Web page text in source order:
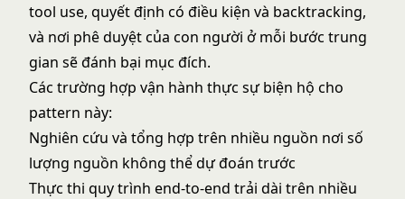
tool use, quyết định có điều kiện và backtracking,
và nơi phê duyệt của con người ở mỗi bước trung
gian sẽ đánh bại mục đích.
Các trường hợp vận hành thực sự biện hộ cho
pattern này:
Nghiên cứu và tổng hợp trên nhiều nguồn nơi số
lượng nguồn không thể dự đoán trước
Thực thi quy trình end-to-end trải dài trên nhiều